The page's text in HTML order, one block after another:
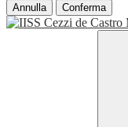
Annulla Conferma